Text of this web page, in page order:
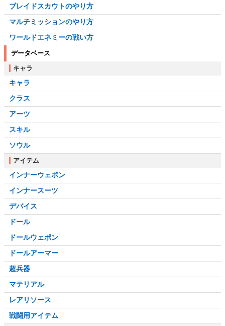
ブレイドスカウトのやり方
マルチミッションのやり方
ワールドエネミーの戦い方
データベース
キャラ
キャラ
クラス
アーツ
スキル
ソウル
アイテム
インナーウェポン
インナースーツ
デバイス
ドール
ドールウェポン
ドールアーマー
超兵器
マテリアル
レアリソース
戦闘用アイテム